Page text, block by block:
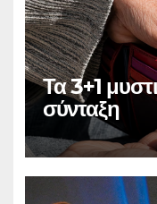
Τα 3+1
σύνταξη